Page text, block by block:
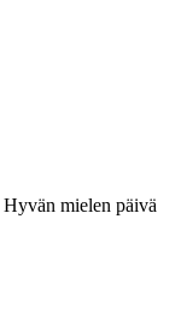
Hyvän mielen päivä